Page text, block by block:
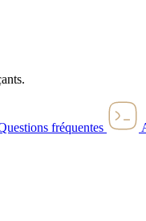
fréquentes